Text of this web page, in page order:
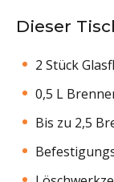
Dieser
2 Stück
0,5 L
Bis zu 2,5